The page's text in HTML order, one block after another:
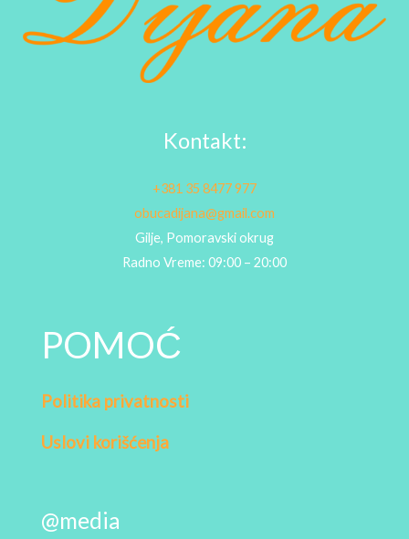
Kontakt:
+381 35 8477 977
obucadijana@gmail.com
Gilje, Pomoravski okrug
Radno Vreme: 09:00 – 20:00
POMOĆ
Politika privatnosti
Uslovi korišćenja
@media